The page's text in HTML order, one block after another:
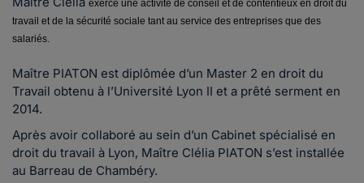
exerce une activité de conseil et de contentieux en droit du
travail et de la sécurité sociale tant au service des entreprises que des
salariés.
Maître PIATON est diplômée d’un Master 2 en droit du
Travail obtenu à l’Université Lyon II et a prêté serment en
2014.
Après avoir collaboré au sein d’un Cabinet spécialisé en
droit du travail à Lyon, Maître Clélia PIATON s’est installée
au Barreau de Chambéry.